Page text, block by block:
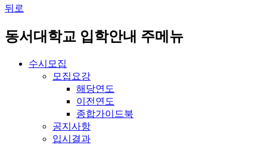
뒤로
동서대학교 입학안내 주메뉴
수시모집
모집요강
해당연도
이전연도
종합가이드북
공지사항
입시결과